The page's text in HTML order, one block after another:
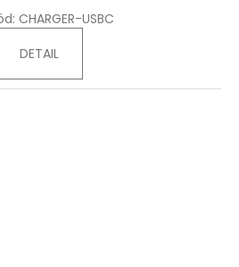
CHARGER-USBC
DETAIL